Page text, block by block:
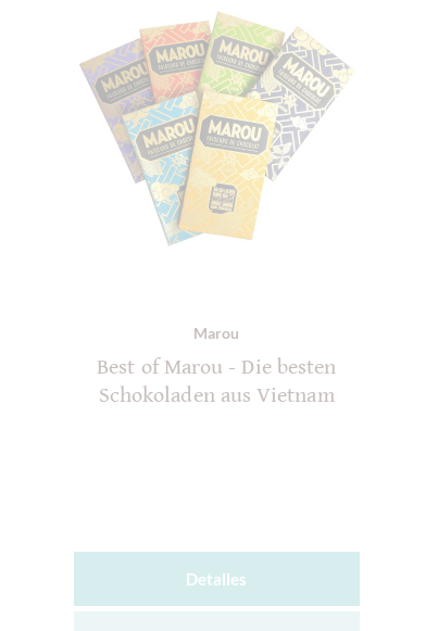
Marou
Best of Marou - Die besten
Schokoladen aus Vietnam
Detalles